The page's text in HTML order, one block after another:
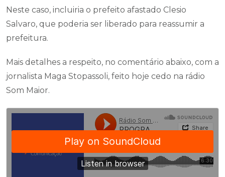
Neste caso, incluiria o prefeito afastado Clesio
Salvaro, que poderia ser liberado para reassumir a
prefeitura.
Mais detalhes a respeito, no comentário abaixo, com a
jornalista Maga Stopassoli, feito hoje cedo na rádio
Som Maior.